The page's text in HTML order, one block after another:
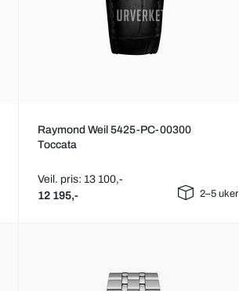
Raymond Weil 5425-PC-00300
Toccata
Veil. pris: 13 100,-
12 195,- 2–5 uker